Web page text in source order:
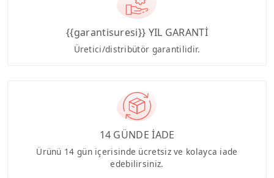
{{garantisuresi}} YIL GARANTİ
Üretici/distribütör garantilidir.
14 GÜNDE İADE
Ürünü 14 gün içerisinde ücretsiz ve kolayca iade
edebilirsiniz.